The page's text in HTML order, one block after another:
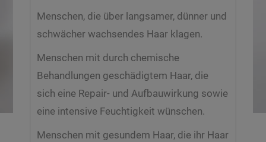
Menschen, die über langsamer, dünner und
schwächer wachsendes Haar klagen.
Menschen mit durch chemische
Behandlungen geschädigtem Haar, die
sich eine Repair- und Aufbauwirkung sowie
eine intensive Feuchtigkeit wünschen.
Menschen mit gesundem Haar, die ihr Haar